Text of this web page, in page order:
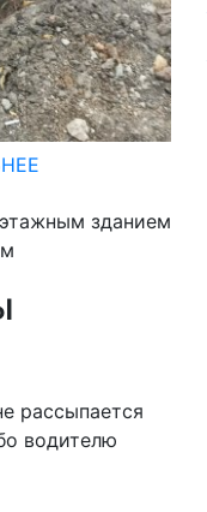
зданием
рассыпается
водителю